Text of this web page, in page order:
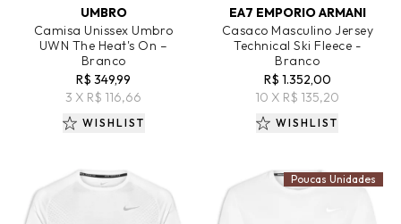
UMBRO
Camisa Unissex Umbro
UWN The Heat's On –
Branco
R$ 349,99
3 X R$ 116,66
WISHLIST
EA7 EMPORIO ARMANI
Casaco Masculino Jersey
Technical Ski Fleece -
Branco
R$ 1.352,00
10 X R$ 135,20
WISHLIST
Poucas Unidades